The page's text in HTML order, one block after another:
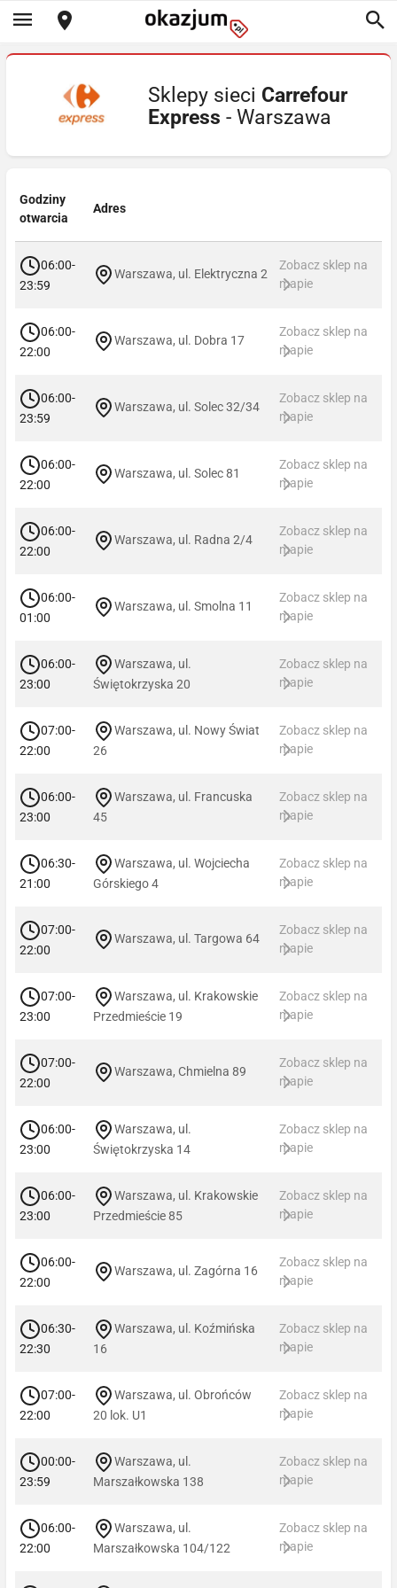
Sklepy sieci Carrefour
Express - Warszawa
Godziny
otwarcia
Adres
06:00-
23:59
Warszawa, ul. Elektryczna 2
Zobacz sklep na
mapie
06:00-
22:00
Warszawa, ul. Dobra 17
Zobacz sklep na
mapie
06:00-
23:59
Warszawa, ul. Solec 32/34
Zobacz sklep na
mapie
06:00-
22:00
Warszawa, ul. Solec 81
Zobacz sklep na
mapie
06:00-
22:00
Warszawa, ul. Radna 2/4
Zobacz sklep na
mapie
06:00-
01:00
Warszawa, ul. Smolna 11
Zobacz sklep na
mapie
06:00-
23:00
Warszawa, ul.
Świętokrzyska 20
Zobacz sklep na
mapie
07:00-
22:00
Warszawa, ul. Nowy Świat
26
Zobacz sklep na
mapie
06:00-
23:00
Warszawa, ul. Francuska
45
Zobacz sklep na
mapie
06:30-
21:00
Warszawa, ul. Wojciecha
Górskiego 4
Zobacz sklep na
mapie
07:00-
22:00
Warszawa, ul. Targowa 64
Zobacz sklep na
mapie
07:00-
23:00
Warszawa, ul. Krakowskie
Przedmieście 19
Zobacz sklep na
mapie
07:00-
22:00
Warszawa, Chmielna 89
Zobacz sklep na
mapie
06:00-
23:00
Warszawa, ul.
Świętokrzyska 14
Zobacz sklep na
mapie
06:00-
23:00
Warszawa, ul. Krakowskie
Przedmieście 85
Zobacz sklep na
mapie
06:00-
22:00
Warszawa, ul. Zagórna 16
Zobacz sklep na
mapie
06:30-
22:30
Warszawa, ul. Koźmińska
16
Zobacz sklep na
mapie
07:00-
22:00
Warszawa, ul. Obrońców
20 lok. U1
Zobacz sklep na
mapie
00:00-
23:59
Warszawa, ul.
Marszałkowska 138
Zobacz sklep na
mapie
06:00-
22:00
Warszawa, ul.
Marszałkowska 104/122
Zobacz sklep na
mapie